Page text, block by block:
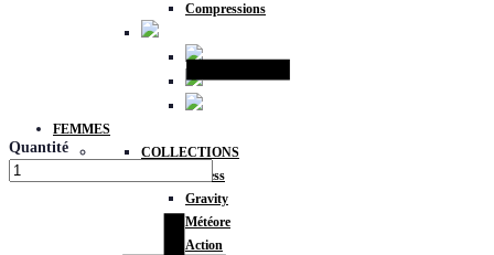
Compressions
FEMMES
COLLECTIONS
Fitness
Gravity
Météore
Action
Quantité